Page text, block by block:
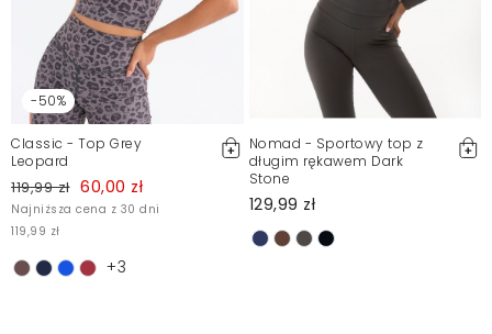
-50%
Classic - Top Grey
Leopard
119,99 zł 60,00 zł
Najniższa cena z 30 dni
119,99 zł
+3
Nomad - Sportowy top z
długim rękawem Dark
Stone
129,99 zł